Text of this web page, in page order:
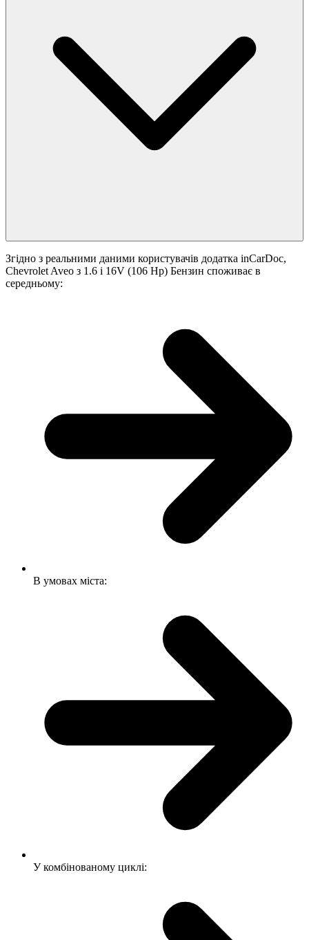
Згідно з реальними даними користувачів додатка inCarDoc,
Chevrolet Aveo з 1.6 i 16V (106 Hp) Бензин споживає в
середньому:
В умовах міста:
У комбінованому циклі: